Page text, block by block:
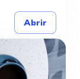
Abrir